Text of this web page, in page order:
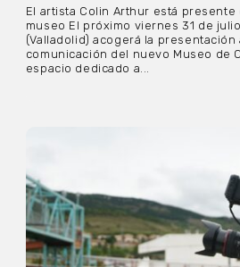
El artista Colin Arthur está
museo El próximo viernes 31 de
(Valladolid) acogerá la presentación
comunicación del nuevo Museo de
espacio dedicado a...